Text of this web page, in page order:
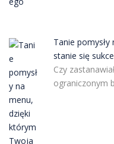
Tanie
stanie się
Czy
ograniczonym